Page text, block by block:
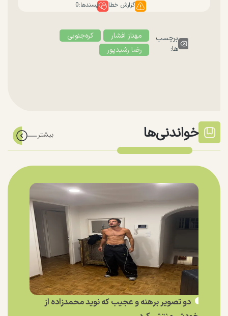
گزارش خطا پسندها:0
برچسب
ها:
مهناز افشار
کره‌جنوبی
رضا رشیدپور
خواندنی‌ها
دو تصویر برهنه و عجیب که نوید محمدزاده از